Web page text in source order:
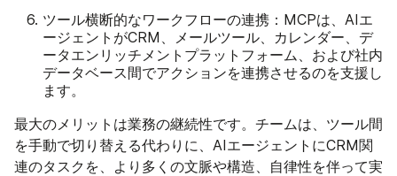
ツール横断的なワークフローの連携 ：MCPは、AIエ
ージェントがCRM、メールツール、カレンダー、デ
ータエンリッチメントプラットフォーム、および社内
データベース間でアクションを連携させるのを支援し
ます。
最大のメリットは業務の継続性です。チームは、ツール間
を手動で切り替える代わりに、AIエージェントにCRM関
連のタスクを、より多くの文脈や構造、自律性を伴って実